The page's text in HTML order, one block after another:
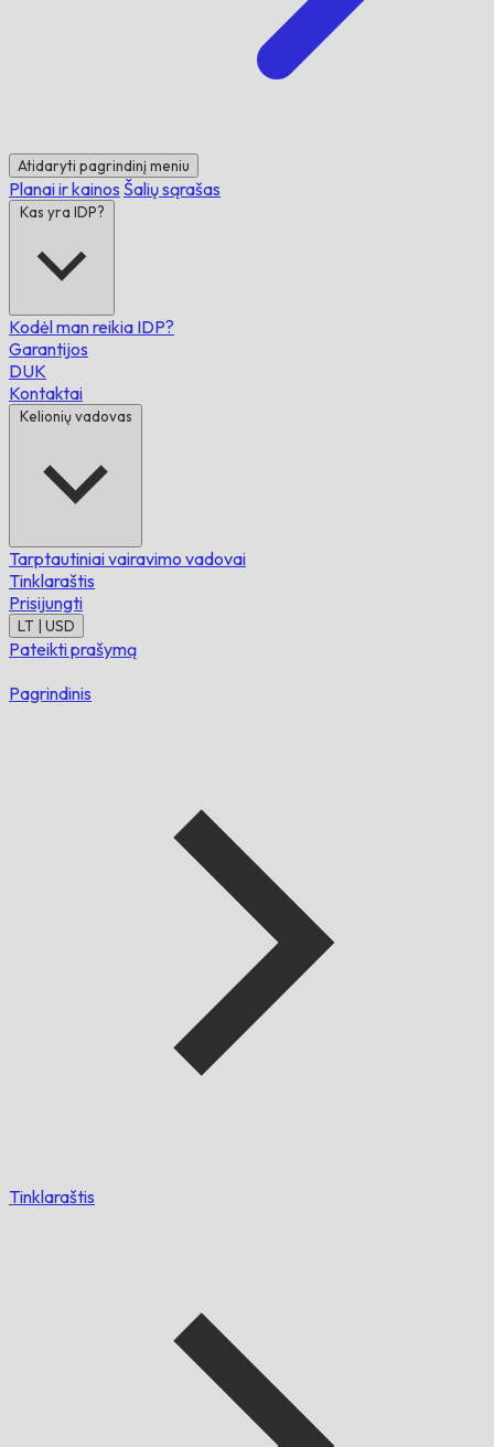
Atidaryti pagrindinį meniu
Planai ir kainos Šalių sąrašas
Kas yra IDP?
Kodėl man reikia IDP?
Garantijos
DUK
Kontaktai
Kelionių vadovas
Tarptautiniai vairavimo vadovai
Tinklaraštis
Prisijungti
LT | USD
Pateikti prašymą
Pagrindinis
Tinklaraštis